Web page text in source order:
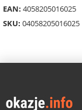
EAN: 4058205016025
SKU: 04058205016025